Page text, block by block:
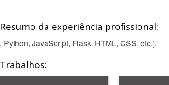
Resumo da experiência profissional:
, Python, JavaScript, Flask, HTML, CSS, etc.).
Trabalhos: